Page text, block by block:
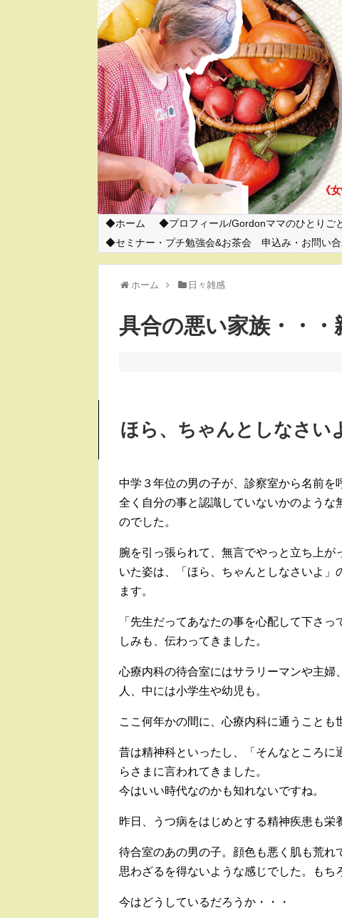
《
ホーム プロフィール/Gordonママのひとりご
セミナー・プチ勉強会&お茶会 申込み・お問い
ホーム 日々雑感
具合の悪い家族・・・
ほら、ちゃんとしなさい
中学３年位の男の子が、診察室から名前を
全く自分の事と認識していないかのよう
のでした。
腕を引っ張られて、無言でやっと立ち上
いた姿は、「ほら、ちゃんとしなさいよ
ます。
「先生だってあなたの事を心配して下さ
しみも、伝わってきました。
心療内科の待合室にはサラリーマンや主
人、中には小学生や幼児も。
ここ何年かの間に、心療内科に通うことも
昔は精神科といったし、「そんなところ
らさまに言われてきました。
今はいい時代なのかも知れないですね。
昨日、うつ病をはじめとする精神疾患も栄
待合室のあの男の子。顔色も悪く肌も荒れ
思わざるを得ないような感じでした。もち
今はどうしているだろうか・・・